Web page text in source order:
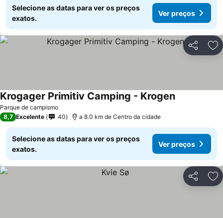
Selecione as datas para ver os preços
exatos.
Ver preços
Partilhar
Parque de campismo
Krogager Primitiv Camping - KrogenVer preços
8,7 Excelente 40 a 8.0 km de Centro da cidade
Selecione as datas para ver os preços
exatos.
Ver preços
Partilhar